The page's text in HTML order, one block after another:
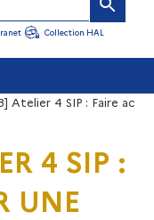
Collection HAL
4 SIP :
UNE
Atelier 4 SIP : Faire